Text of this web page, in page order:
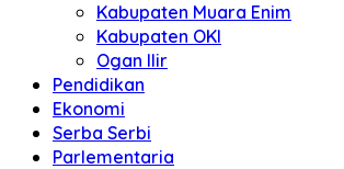
Kabupaten Muara Enim
Kabupaten OKI
Ogan Ilir
Pendidikan
Ekonomi
Serba Serbi
Parlementaria